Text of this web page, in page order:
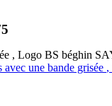
, Logo BS béghin
avec une bande grisée ,